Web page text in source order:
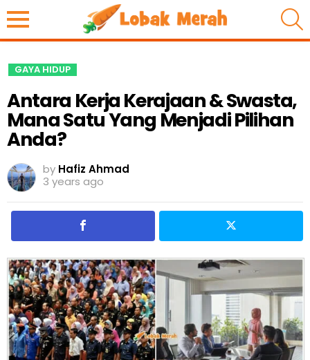
GAYA HIDUP
Antara Kerja Kerajaan & Swasta,
Mana Satu Yang Menjadi Pilihan
Anda?
by Hafiz Ahmad
3 years ago